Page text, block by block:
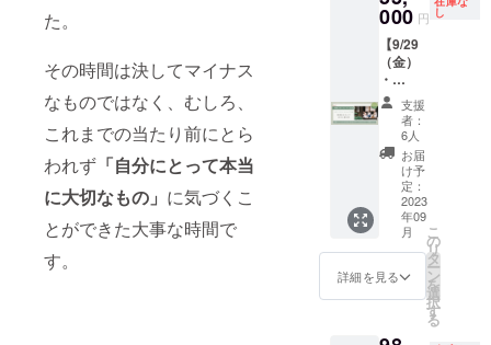
た。
その時間は決してマイナス
なものではなく、むしろ、
これまでの当たり前にとら
われず 「自分にとって本当
に大切なもの」 に気づくこ
とができた大事な時間で
す。
ビジュ
アルブ
ラン
ディン
グ濃密
コンサ
ルティ
ング②
11:30
解散予
設の詳
細・ア
方法
http://h
the-
くこと
を得意
として
いる 。
＜開催
日時＞
2023
年10月4
日
（水）
～5日
（木）
＊宿泊
ナー込
み ＜
りから
痩せる
方法を
教えて
欲しい
と言わ
れ、ダ
イエッ
ト講座
を開
始。5年
間で卒
業生は
400人
講生は
平均3ヶ
月で7kg
ング、
作詞な
ど、言
葉を中
心とし
たコ
ミュニ
ケー
ション
を幅広
く手掛
ける。
カンヌ
国際広
ACC
賞、
g株式会
社代表
取締役/
村本彩
【海江
田和記
さんプ
フィー
ル】 オ
ンリー
ワン
パート
ナーズ
社代表
取締役 /
軽やか
に超え
ていき
たい方
におす
すめ。
この合
宿に参
加して
自分の
風向き
を変え
てや
る！と
決めた
い方お
ンジを
軽やか
に超え
ていく
にはお
金の概
念や使
い方を
変えて
いく必
要があ
りま
す。普
段オ
シャル
な場で
ただき
ます。
2023年
10月再
開予定
の新ナ
チュラ
ルブラ
ンディ
ング
サービ
スも6ヶ
月の期
間中は
並行し
てご利
ていま
単な調
理やお
食事は
施設内
でご利
用可能
です。
※施設近
隣にも
お食事
可能な
お店が
ござい
ます。
へ！ ＜
詳細＞
※お食事
サービ
スはご
ざいま
せん
が、ラ
イフ棟
には
キッチ
ンが完
備され
ていま
す。簡
単な調
000 円 し
【9/29
（金）
・
30（土
）】6名
限定！
一棟貸
し切
り！リ
トリー
ト企画
（縁側
スペー
スneiro
さん・
支援
者：
6人
お届
け予
定：
2023
年09
月
詳細を見る
こ
の
リ
タ
ー
ン
を
選
択
す
る